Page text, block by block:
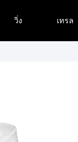
วิ่ง เทรล